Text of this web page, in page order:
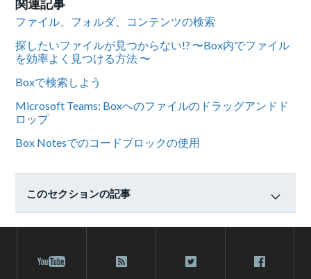
関連記事
ファイル、フォルダ、コンテンツの検索
探したいファイルが見つからない!? 〜Box内でファイル
を効率よく見つける方法 〜
Boxで検索しよう
Microsoft Teams: Boxへのファイルのドラッグアンドド
ロップ
Box Notesでのコードブロックの使用
このセクションの記事